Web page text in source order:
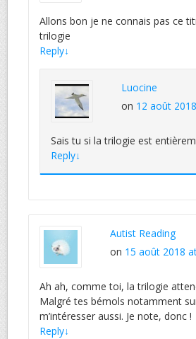
Allons bon je ne connais pas ce
trilogie
Reply↓
Luocine
on 12 août
Sais tu si la trilogie est
Reply↓
Autist Reading
on 15 août 2018
Ah ah, comme toi, la trilogie
Malgré tes bémols notamment
m’intéresser aussi. Je note, donc !
Reply↓